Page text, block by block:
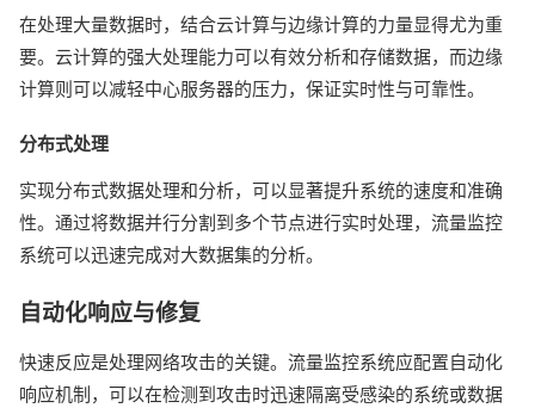
在处理大量数据时，结合云计算与边缘计算的力量显得尤为重
要。云计算的强大处理能力可以有效分析和存储数据，而边缘
计算则可以减轻中心服务器的压力，保证实时性与可靠性。
分布式处理
实现分布式数据处理和分析，可以显著提升系统的速度和准确
性。通过将数据并行分割到多个节点进行实时处理，流量监控
系统可以迅速完成对大数据集的分析。
自动化响应与修复
快速反应是处理网络攻击的关键。流量监控系统应配置自动化
响应机制，可以在检测到攻击时迅速隔离受感染的系统或数据